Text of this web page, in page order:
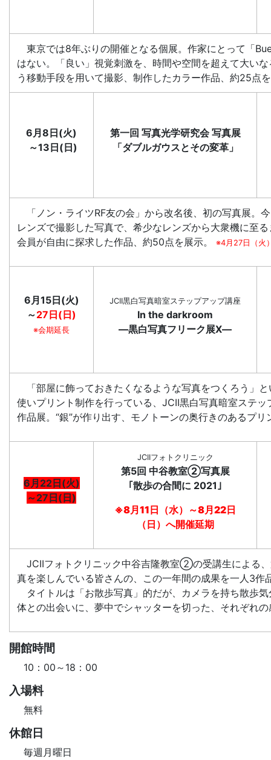
東京では8年ぶりの開催となる個展。作家にとって「
はない。「良い」視覚刺激を、時間や空間を超えて大い
う移動手段を用いて撮影、制作したカラー作品、約25点
6月8日(火)
～13日(日)
第一回 写真光学研究会 写真展
「ダブルガウスとその変革」
「ノン・ライツRF友の会」から改名後、初の写真展。
レンズで撮影した写真で、希少なレンズから大衆機に至
会員が自由に探求した作品、約50点を展示。
※4月27日（火
6月15日(火)
～27日(日)
※会期延長
JCII黒白写真暗室ステップアップ講座
In the darkroom
―黒白写真フリーク展Ⅹ―
「部屋に飾っておきたくなるような写真をつくろう」
使いプリント制作を行っている、JCII黒白写真暗室ステ
作品展。“銀”が作り出す、モノトーンの奥行きのあるプ
6月22日(火)
～27日(日)
JCIIフォトクリニック
第5回 中谷教室②写真展
｢散歩の合間に 2021｣
※8月11日（水）～8月22日
（日）へ開催延期
JCIIフォトクリニック中谷吉隆教室②の受講生による
真を楽しんでいる皆さんの、この一年間の成果を一人3作
タイトルは「お散歩写真」的だが、カメラを持ち散歩
体との出会いに、夢中でシャッターを切った、それぞれ
開館時間
10：00～18：00
入場料
無料
休館日
毎週月曜日